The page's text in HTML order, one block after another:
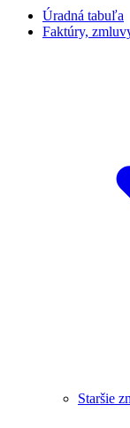
Úradná tabuľa
Faktúry,
Staršie